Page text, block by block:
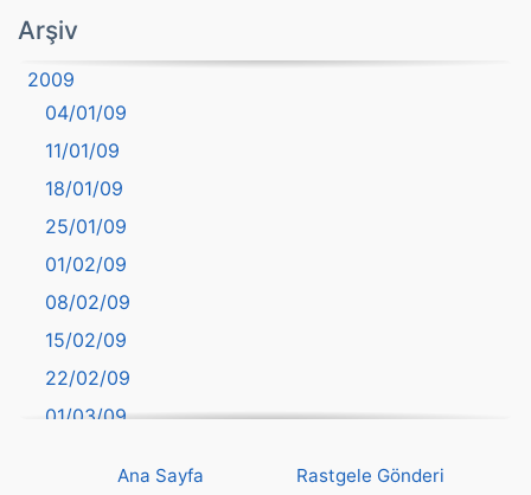
Aydın
Balıkesir
Bartın
başkentler
Batman
Bayburt
Bilecik
Bingöl
Bitlis
Bolu
Burdur
Arşiv
2009
04/01/09
11/01/09
18/01/09
25/01/09
01/02/09
08/02/09
15/02/09
22/02/09
01/03/09
Ana Sayfa Rastgele Gönderi